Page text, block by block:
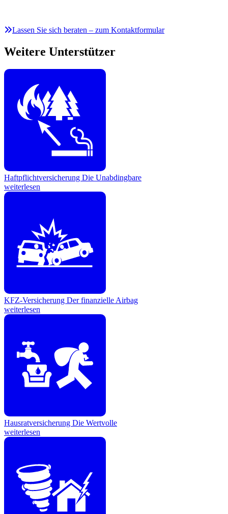
Lassen Sie sich beraten – zum Kontaktformular
Weitere Unterstützer
Haftpflichtversicherung Die Unabdingbare
weiterlesen
KFZ-Versicherung Der finanzielle Airbag
weiterlesen
Hausratversicherung Die Wertvolle
weiterlesen